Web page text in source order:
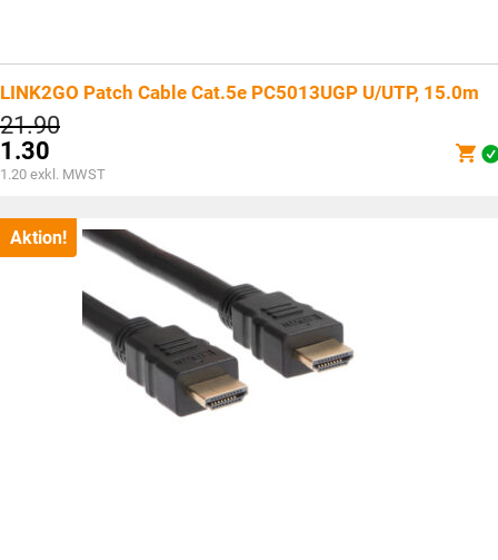
LINK2GO Patch Cable Cat.5e PC5013UGP U/UTP, 15.0m
21.90Ursprünglicher
war:
CHF21.90
1.30
Aktueller
ist:
CHF1.30.
1.20 exkl. MWST
Aktion!